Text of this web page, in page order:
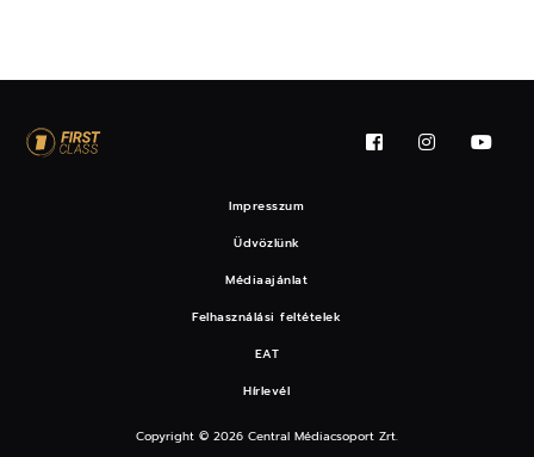
Impresszum
Üdvözlünk
Médiaajánlat
Felhasználási feltételek
EAT
Hírlevél
Copyright © 2026 Central Médiacsoport Zrt.